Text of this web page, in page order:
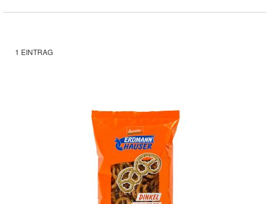
1 EINTRAG